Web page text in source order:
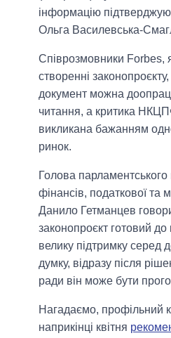
інформацію
Ольга Василевська-
Співрозмовники Forbes,
створенні
документ можна
читання, а критика
викликана бажанням
ринок.
Голова парламентського
фінансів, податкової та
Данило Гетманцев
законопроєкт готовий
велику підтримку серед
думку, відразу після
ради він може бути
Нагадаємо, профільний
наприкінці квітня